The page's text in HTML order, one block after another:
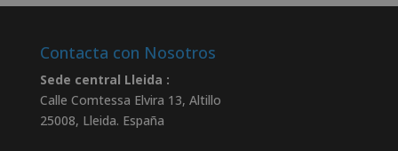
Contacta con Nosotros
Sede central Lleida :
Calle Comtessa Elvira 13, Altillo
25008, Lleida. España